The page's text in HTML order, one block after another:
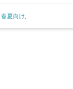
春夏向け,